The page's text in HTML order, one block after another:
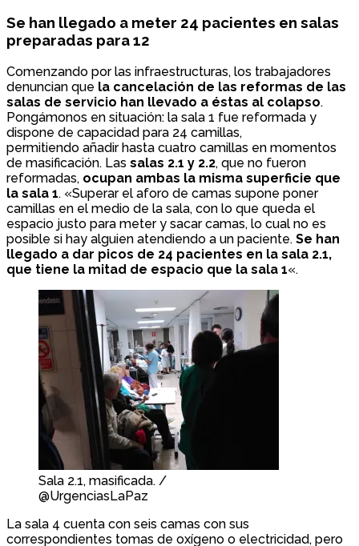
Se han llegado a meter 24 pacientes en salas
preparadas para 12
Comenzando por las infraestructuras, los trabajadores
denuncian que la cancelación de las reformas de las
salas de servicio han llevado a éstas al colapso.
Pongámonos en situación: la sala 1 fue reformada y
dispone de capacidad para 24 camillas,
permitiendo añadir hasta cuatro camillas en momentos
de masificación. Las salas 2.1 y 2.2, que no fueron
reformadas, ocupan ambas la misma superficie que
la sala 1. «Superar el aforo de camas supone poner
camillas en el medio de la sala, con lo que queda el
espacio justo para meter y sacar camas, lo cual no es
posible si hay alguien atendiendo a un paciente. Se han
llegado a dar picos de 24 pacientes en la sala 2.1,
que tiene la mitad de espacio que la sala 1«.
Sala 2.1, masificada. /
@UrgenciasLaPaz
La sala 4 cuenta con seis camas con sus
correspondientes tomas de oxígeno o electricidad, pero